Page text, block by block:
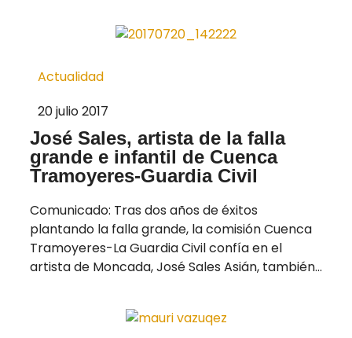
Actualidad
20 julio 2017
José Sales, artista de la falla
grande e infantil de Cuenca
Tramoyeres-Guardia Civil
Comunicado: Tras dos años de éxitos
plantando la falla grande, la comisión Cuenca
Tramoyeres-La Guardia Civil confía en el
artista de Moncada, José Sales Asián, también...